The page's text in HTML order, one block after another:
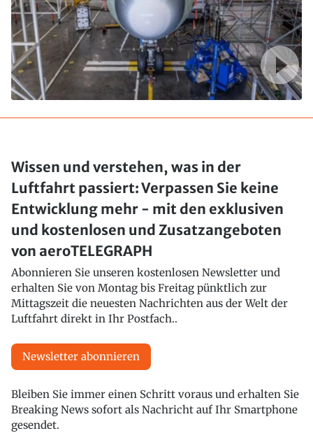
Wissen und verstehen, was in der
Luftfahrt passiert: Verpassen Sie keine
Entwicklung mehr - mit den exklusiven
und kostenlosen und Zusatzangeboten
von aeroTELEGRAPH
Abonnieren Sie unseren kostenlosen Newsletter und
erhalten Sie von Montag bis Freitag pünktlich zur
Mittagszeit die neuesten Nachrichten aus der Welt der
Luftfahrt direkt in Ihr Postfach..
Newsletter abonnieren
Bleiben Sie immer einen Schritt voraus und erhalten Sie
Breaking News sofort als Nachricht auf Ihr Smartphone
gesendet.